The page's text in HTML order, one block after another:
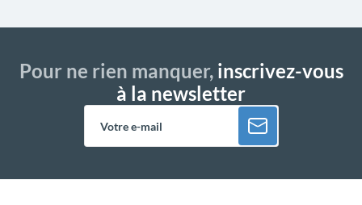
Pour ne rien manquer,inscrivez-vous
à la newsletter